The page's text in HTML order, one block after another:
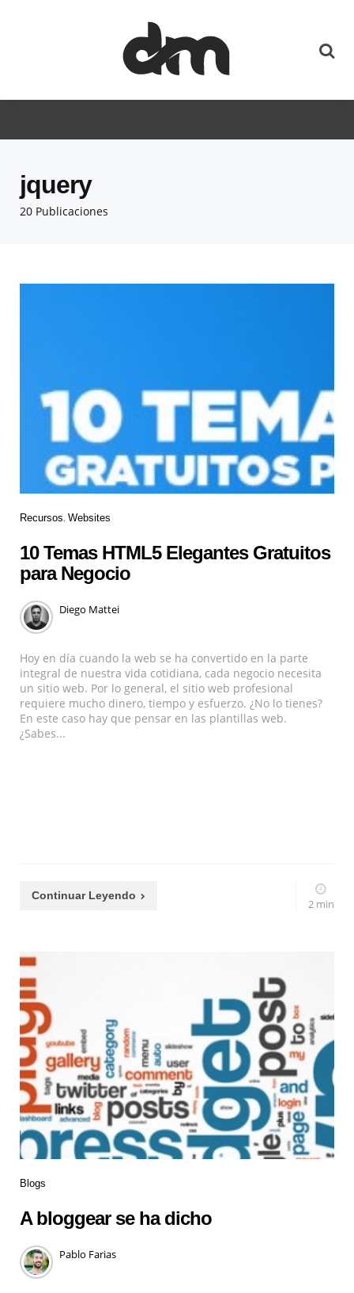
20 Publicaciones
jquery
Recursos Websites
10 Temas HTML5 Elegantes Gratuitos
para Negocio
Diego Mattei
Hoy en día cuando la web se ha convertido en la parte
integral de nuestra vida cotidiana, cada negocio necesita
un sitio web. Por lo general, el sitio web profesional
requiere mucho dinero, tiempo y esfuerzo. ¿No lo tienes?
En este caso hay que pensar en las plantillas web.
¿Sabes...
Continuar Leyendo
2 min
Blogs
A bloggear se ha dicho
Pablo Farias